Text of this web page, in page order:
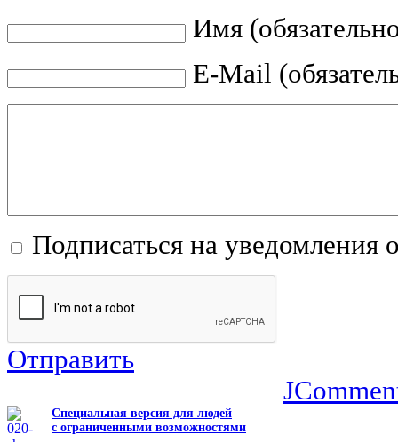
Имя
E-Mail
Подписаться на уведомления
Отправить
Специальная версия для людей
с ограниченными возможностями